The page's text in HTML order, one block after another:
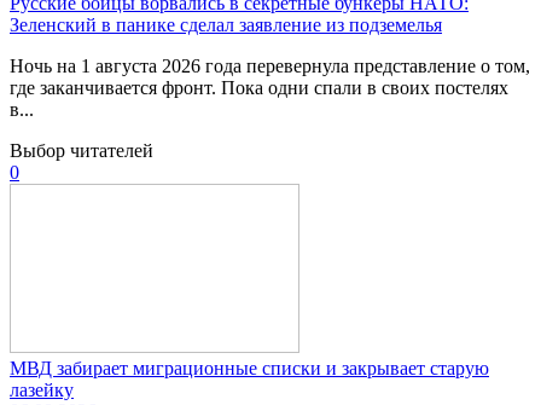
Зеленский в панике сделал заявление из подземелья
Ночь на 1 августа 2026 года перевернула представление о том,
где заканчивается фронт. Пока одни спали в своих постелях
в...
Выбор читателей
0
МВД забирает миграционные списки и закрывает старую
лазейку